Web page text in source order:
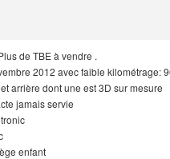
de TBE à vendre .
2012 avec faible kilométrage:
arrière dont une est 3D sur mesure
jamais servie
enfant